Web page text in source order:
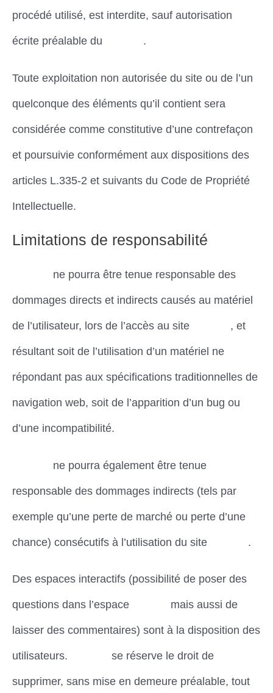
procédé utilisé, est interdite, sauf autorisation
écrite préalable du
.
Toute exploitation non autorisée du site ou de l’un
quelconque des éléments qu’il contient sera
considérée comme constitutive d’une contrefaçon
et poursuivie conformément aux dispositions des
articles L.335-2 et suivants du Code de Propriété
Intellectuelle.
Limitations de responsabilité
ne pourra être tenue responsable des
dommages directs et indirects causés au matériel
de l’utilisateur, lors de l’accès au site
, et
résultant soit de l’utilisation d’un matériel ne
répondant pas aux spécifications traditionnelles de
navigation web, soit de l’apparition d’un bug ou
d’une incompatibilité.
ne pourra également être tenue
responsable des dommages indirects (tels par
exemple qu’une perte de marché ou perte d’une
chance) consécutifs à l’utilisation du site
.
Des espaces interactifs (possibilité de poser des
questions dans l’espace
mais aussi de
laisser des commentaires) sont à la disposition des
utilisateurs.
se réserve le droit de
supprimer, sans mise en demeure préalable, tout